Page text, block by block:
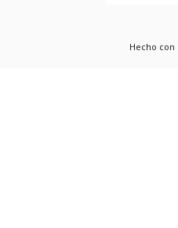
Hecho con